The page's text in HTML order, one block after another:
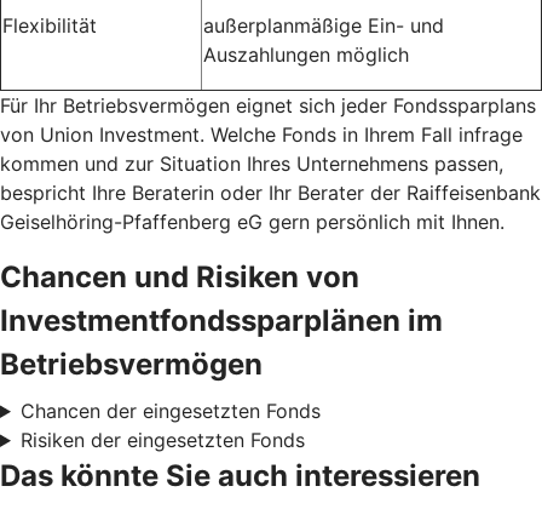
Flexibilität
außerplanmäßige Ein- und
Auszahlungen möglich
Für Ihr Betriebsvermögen eignet sich jeder Fondssparplans
von Union Investment. Welche Fonds in Ihrem Fall infrage
kommen und zur Situation Ihres Unternehmens passen,
bespricht Ihre Beraterin oder Ihr Berater der Raiffeisenbank
Geiselhöring-Pfaffenberg eG gern persönlich mit Ihnen.
Chancen und Risiken von
Investmentfondssparplänen im
Betriebsvermögen
Chancen der eingesetzten Fonds
Risiken der eingesetzten Fonds
Das könnte Sie auch interessieren